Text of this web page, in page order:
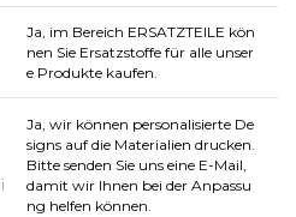
Ja, im Bereich ERSATZTEILE kön
nen Sie Ersatzstoffe für alle unser
e Produkte kaufen.
Ja, wir können personalisierte De
signs auf die Materialien drucken.
Bitte senden Sie uns eine E-Mail,
damit wir Ihnen bei der Anpassu
ng helfen können.